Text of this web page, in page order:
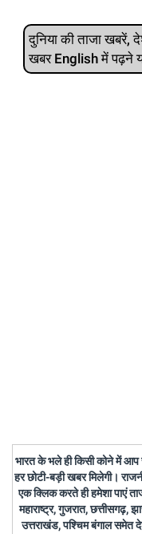
दुनिया की ताजा खबरें,
खबर English में पढ़ने
भारत के भले ही किसी कोने में आप
हर छोटी-बड़ी खबर मिलेगी।
एक क्लिक करते ही हमेशा पाएं
महाराष्ट्र, गुजरात, छत्तीसगढ़,
उत्तराखंड, पश्चिम बंगाल समेत